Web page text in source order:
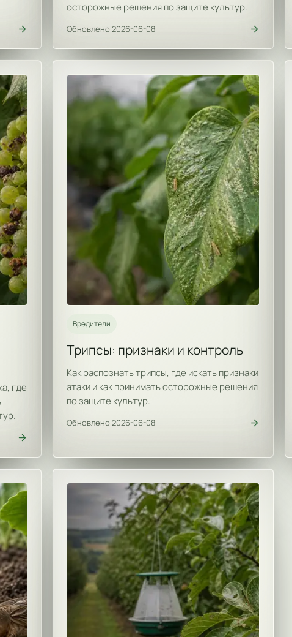
осторожные решения по защите культур.
Обновлено 2026-06-08
где
Вредители
Трипсы: признаки и контроль
Как распознать трипсы, где искать признаки
атаки и как принимать осторожные решения
по защите культур.
Обновлено 2026-06-08